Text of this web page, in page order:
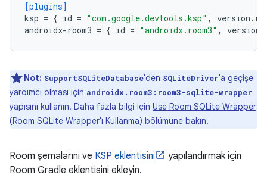
[plugins]
ksp = { id = "com.google.devtools.ksp" , version .
androidx-room3 = { id = "androidx.room3" , version
Not: SupportSQLiteDatabase'den SQLiteDriver'a geçişe
yardımcı olması için androidx.room3:room3-sqlite-wrapper
yapısını kullanın. Daha fazla bilgi için Use Room SQLite Wrapper
(Room SQLite Wrapper'ı Kullanma) bölümüne bakın.
Room şemalarını ve KSP eklentisini
yapılandırmak için
Room Gradle eklentisini ekleyin.